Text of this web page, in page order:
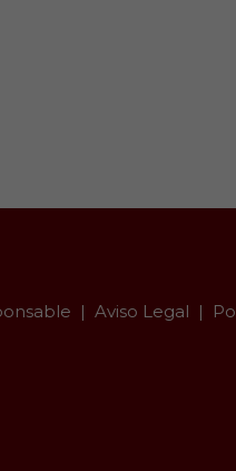
Aviso Legal